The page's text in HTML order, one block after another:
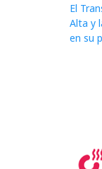
El
Alta y
en su